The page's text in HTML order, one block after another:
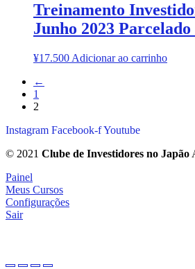
Treinamento
Junho 2023 Parcelado
¥17.500 Adicionar ao carrinho
←
1
2
Instagram Facebook-fYoutube
© 2021 Clube de Investidores no Japão
Painel
Meus Cursos
Configurações
Sair